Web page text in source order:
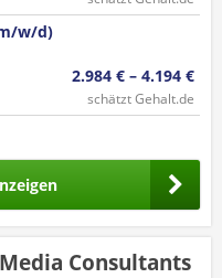
w/d)
2.984 € – 4.194 €
schätzt Gehalt.de
Consultants